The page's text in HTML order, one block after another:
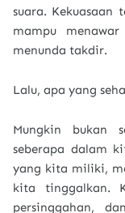
suara. Kekuasaan
mampu
menunda takdir.
Lalu, apa yang
Mungkin bukan
seberapa dalam
yang kita miliki,
kita tinggalkan.
persinggahan,